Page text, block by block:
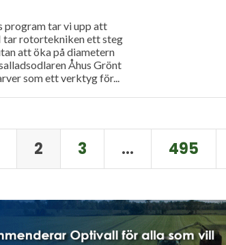
program tar vi upp att
tar rotortekniken ett steg
att öka på diametern
Åhus Grönt
som ett verktyg för...
2 3 … 495